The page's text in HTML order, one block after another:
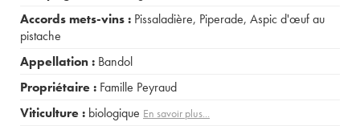
Accords mets-vins : Pissaladière, Piperade, Aspic d'œuf au
pistache
Appellation : Bandol
Propriétaire : Famille Peyraud
Viticulture : biologique En savoir plus...